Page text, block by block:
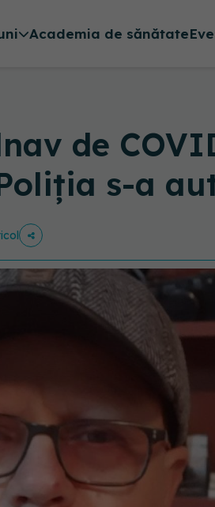
Academia de sănătate
de
s-a